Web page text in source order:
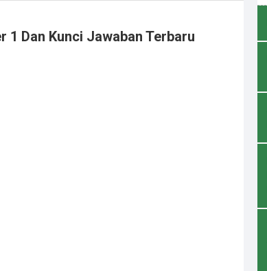
1 Dan Kunci Jawaban Terbaru